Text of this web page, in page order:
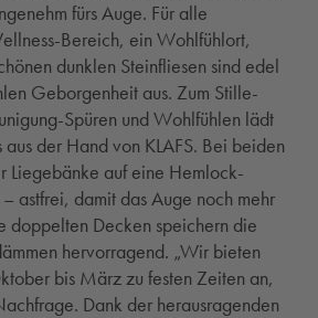
fürs Auge. Für alle
Bereich, ein Wohlfühlort,
dunklen Steinfliesen sind edel
Geborgenheit aus. Zum Stille-
Spüren und Wohlfühlen lädt
der Hand von KLAFS. Bei beiden
Liegebänke auf eine Hemlock-
astfrei, damit das Auge noch mehr
doppelten Decken speichern die
hervorragend. „Wir bieten
bis März zu festen Zeiten an,
Dank der herausragenden